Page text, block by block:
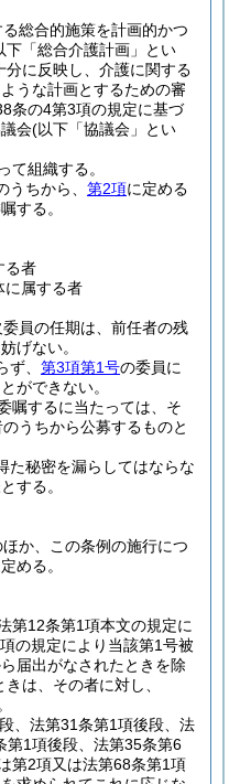
総合的施策を計画的かつ
下「総合介護計画」とい
に反映し、介護に関する
うな計画とするための審
条の4第3項の規定に基づ
会(以下「協議会」とい
て組織する。
うちから、 第2項に定める
する。
る者
に属する者
員の任期は、前任者の残
げない。
、 第3項第1号の委員に
ができない。
嘱するに当たっては、そ
うちから公募するものと
た秘密を漏らしてはならな
する。
か、この条例の施行につ
める。
第12条第1項本文の規定に
の規定により当該第1号被
届出がなされたときを除
は、その者に対し、
、法第31条第1項後段、法
第1項後段、法第35条第6
第2項又は法第68条第1項